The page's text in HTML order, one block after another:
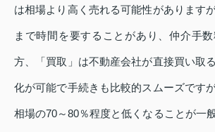
は相場より高く売れる可能性があります
まで時間を要することがあり、仲介手
方、「買取」は不動産会社が直接買い取
化が可能で手続きも比較的スムーズです
相場の70～80％程度と低くなることが一